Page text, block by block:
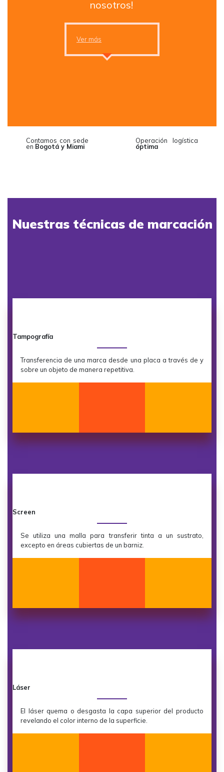
nosotros!
Ver más
Contamos con sede
en Bogotá y Miami
Operación logística
óptima
Nuestras técnicas de marcación
Tampografía
Transferencia de una marca desde una placa a través de y
sobre un objeto de manera repetitiva.
Screen
Se utiliza una malla para transferir tinta a un sustrato,
excepto en áreas cubiertas de un barniz.
Láser
El láser quema o desgasta la capa superior del producto
revelando el color interno de la superficie.